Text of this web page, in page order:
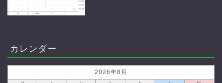
カレンダー
2026年8月